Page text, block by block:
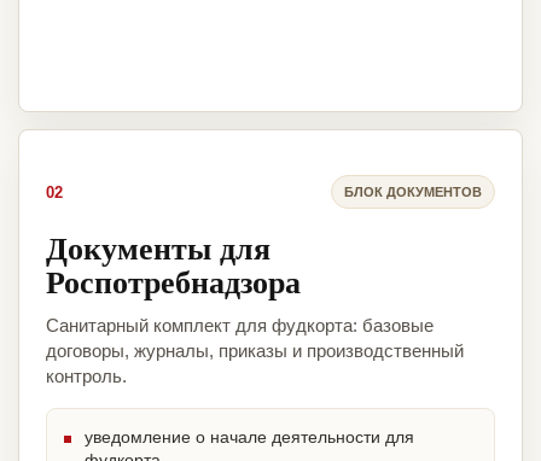
02 БЛОК ДОКУМЕНТОВ
Документы для
Роспотребнадзора
Санитарный комплект для фудкорта: базовые
договоры, журналы, приказы и производственный
контроль.
уведомление о начале деятельности для